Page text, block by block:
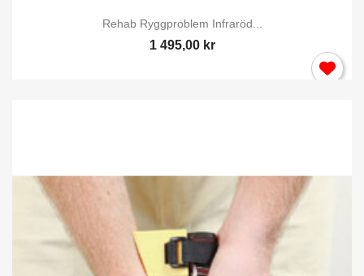
Rehab Ryggproblem Infraröd...
1 495,00 kr